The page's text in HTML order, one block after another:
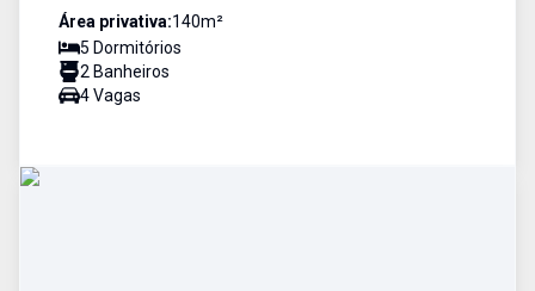
Área privativa:140m²
5 Dormitórios
2 Banheiros
4Vagas